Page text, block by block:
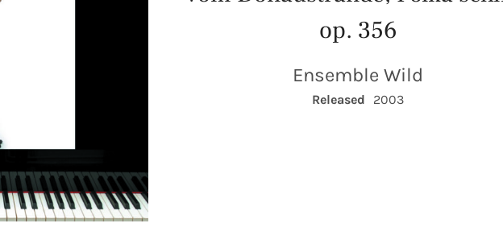
op. 356
Ensemble Wild
RECORD DETAILSReleased 2003